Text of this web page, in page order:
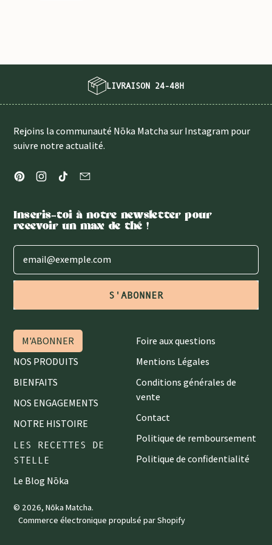
SERVICE CLIENT FRANÇAIS
Rejoins la communauté Nōka Matcha sur Instagram pour
suivre notre actualité.
PinterestInstagram
TikTok
Inscris-toi à notre newsletter pour
recevoir un max de thé !
Adresse e-mail
S'ABONNER
M'ABONNER
NOS PRODUITS
BIENFAITS
NOS ENGAGEMENTS
NOTRE HISTOIRE
LES RECETTES DE
STELLE
Le Blog Nōka
Foire aux questions
Mentions Légales
Conditions générales de
vente
Contact
Politique de remboursement
Politique de confidentialité
© 2026,Nōka Matcha.
Commerce électronique propulsé par Shopify